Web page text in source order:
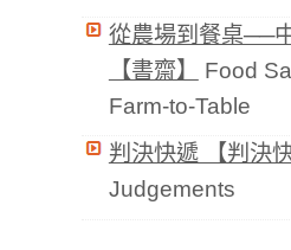
從農場到餐桌──
【書齋】
Food
Farm-to-Table
判決快遞 【判決快
Judgements